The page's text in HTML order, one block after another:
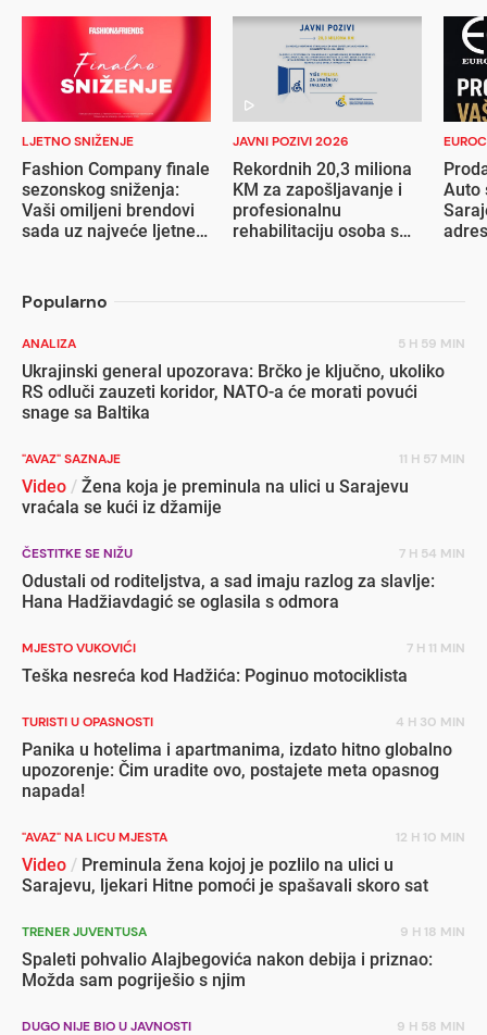
LJETNO SNIŽENJE
Fashion Company finale
sezonskog sniženja:
Vaši omiljeni brendovi
sada uz najveće ljetne
JAVNI POZIVI 2026
Rekordnih 20,3 miliona
KM za zapošljavanje i
profesionalnu
rehabilitaciju osoba s
Auto
Popularno
ANALIZA 5 H 59 MIN
Ukrajinski general upozorava: Brčko je ključno, ukoliko
RS odluči zauzeti koridor, NATO-a će morati povući
snage sa Baltika
"AVAZ" SAZNAJE 11 H 57 MIN
Video / Žena koja je preminula na ulici u Sarajevu
vraćala se kući iz džamije
ČESTITKE SE NIŽU 7 H 54 MIN
Odustali od roditeljstva, a sad imaju razlog za slavlje:
Hana Hadžiavdagić se oglasila s odmora
MJESTO VUKOVIĆI 7 H 11 MIN
Teška nesreća kod Hadžića: Poginuo motociklista
TURISTI U OPASNOSTI 4 H 30 MIN
Panika u hotelima i apartmanima, izdato hitno globalno
upozorenje: Čim uradite ovo, postajete meta opasnog
napada!
"AVAZ" NA LICU MJESTA 12 H 10 MIN
Video / Preminula žena kojoj je pozlilo na ulici u
Sarajevu, ljekari Hitne pomoći je spašavali skoro sat
TRENER JUVENTUSA 9 H 18 MIN
Spaleti pohvalio Alajbegovića nakon debija i priznao:
Možda sam pogriješio s njim
DUGO NIJE BIO U JAVNOSTI 9 H 58 MIN